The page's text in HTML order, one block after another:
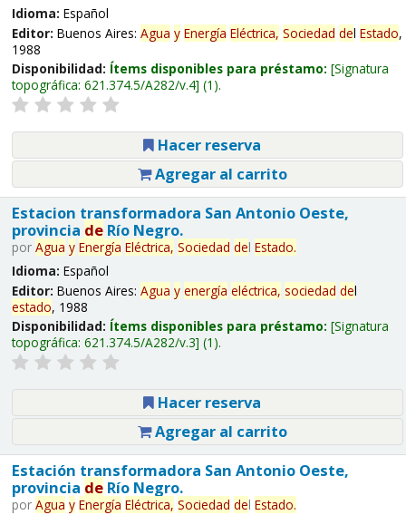
Idioma: Español
Editor: Buenos Aires: Agua y Energía Eléctrica, Sociedad del Estado,
1988
Disponibilidad: Ítems disponibles para préstamo: Signatura
topográfica: 621.374.5/A282/v.4 (1).
Hacer reserva
Agregar al carrito
Estacion transformadora San Antonio Oeste,
provincia deRío Negro.
por Agua y Energía Eléctrica, Sociedad del Estado.
Idioma: Español
Editor: Buenos Aires: Agua y energía eléctrica, sociedad del
estado, 1988
Disponibilidad: Ítems disponibles para préstamo: Signatura
topográfica: 621.374.5/A282/v.3 (1).
Hacer reserva
Agregar al carrito
Estación transformadora San Antonio Oeste,
provincia deRío Negro.
por Agua y Energía Eléctrica, Sociedad del Estado.